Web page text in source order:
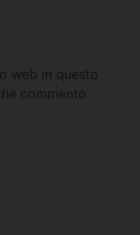
web in questo
commento.